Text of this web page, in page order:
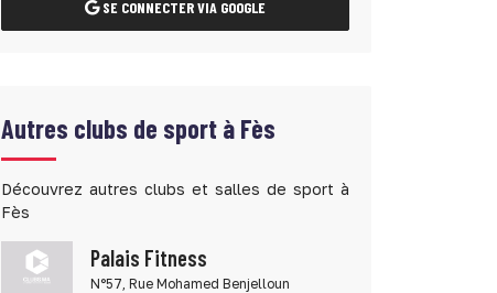
SE CONNECTER VIA GOOGLE
Autres clubs de sport à Fès
Découvrez autres clubs et salles de sport à
Fès
Palais Fitness
N°57, Rue Mohamed Benjelloun